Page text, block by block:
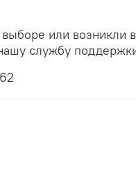
или возникли
службу